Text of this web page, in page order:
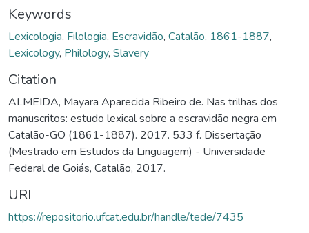
Keywords
Lexicologia, Filologia, Escravidão, Catalão, 1861-1887,
Lexicology, Philology, Slavery
Citation
ALMEIDA, Mayara Aparecida Ribeiro de. Nas trilhas dos
manuscritos: estudo lexical sobre a escravidão negra em
Catalão-GO (1861-1887). 2017. 533 f. Dissertação
(Mestrado em Estudos da Linguagem) - Universidade
Federal de Goiás, Catalão, 2017.
URI
https://repositorio.ufcat.edu.br/handle/tede/7435